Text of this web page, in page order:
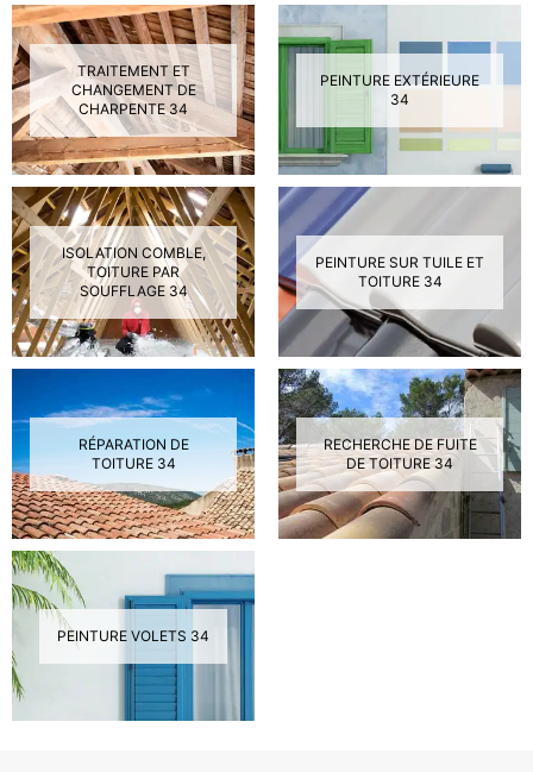
TRAITEMENT ET
CHANGEMENT DE
CHARPENTE 34
PEINTURE EXTÉRIEURE
34
ISOLATION COMBLE,
TOITURE PAR
SOUFFLAGE 34
PEINTURE SUR TUILE ET
TOITURE 34
RÉPARATION DE
TOITURE 34
RECHERCHE DE FUITE
DE TOITURE 34
PEINTURE VOLETS 34